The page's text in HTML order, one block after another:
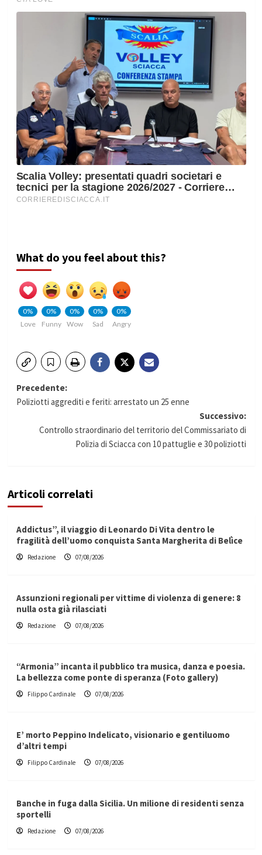
What do you feel about this?
0%
Love
0%
Funny
0%
Wow
0%
Sad
0%
Angry
Navigazione
Precedente:
Poliziotti aggrediti e feriti: arrestato un 25 enne
Successivo:
Controllo straordinario del territorio del Commissariato di
Polizia di Sciacca con 10 pattuglie e 30 poliziotti
Articoli correlati
Addictus”, il viaggio di Leonardo Di Vita dentro le
fragilità dell’uomo conquista Santa Margherita di Belìce
Redazione 07/08/2026
Assunzioni regionali per vittime di violenza di genere: 8
nulla osta già rilasciati
Redazione 07/08/2026
“Armonia” incanta il pubblico tra musica, danza e poesia.
La bellezza come ponte di speranza (Foto gallery)
Filippo Cardinale 07/08/2026
E’ morto Peppino Indelicato, visionario e gentiluomo
d’altri tempi
Filippo Cardinale 07/08/2026
Banche in fuga dalla Sicilia. Un milione di residenti senza
sportelli
Redazione 07/08/2026